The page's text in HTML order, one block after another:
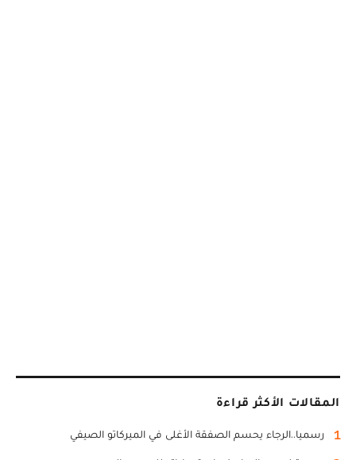
المقالات الأكثر قراءة
1 رسميا..الرجاء يحسم الصفقة الأغلى في الميركاتو الصيفي